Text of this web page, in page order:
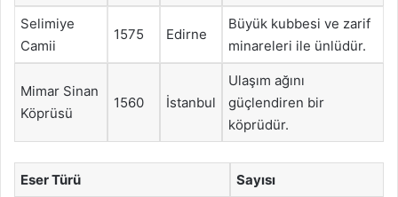
Selimiye
Camii
1575 Edirne
Büyük kubbesi ve zarif
minareleri ile ünlüdür.
Mimar Sinan
Köprüsü
1560 İstanbul
Ulaşım ağını
güçlendiren bir
köprüdür.
Eser Türü Sayısı